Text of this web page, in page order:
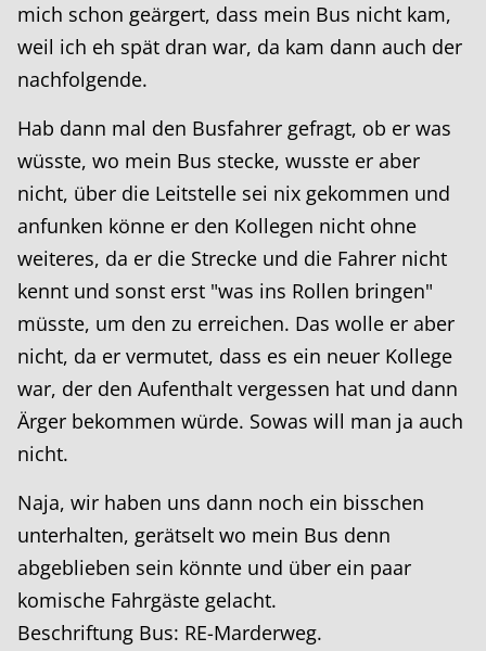
mich schon geärgert, dass mein Bus nicht kam,
weil ich eh spät dran war, da kam dann auch der
nachfolgende.
Hab dann mal den Busfahrer gefragt, ob er was
wüsste, wo mein Bus stecke, wusste er aber
nicht, über die Leitstelle sei nix gekommen und
anfunken könne er den Kollegen nicht ohne
weiteres, da er die Strecke und die Fahrer nicht
kennt und sonst erst "was ins Rollen bringen"
müsste, um den zu erreichen. Das wolle er aber
nicht, da er vermutet, dass es ein neuer Kollege
war, der den Aufenthalt vergessen hat und dann
Ärger bekommen würde. Sowas will man ja auch
nicht.
Naja, wir haben uns dann noch ein bisschen
unterhalten, gerätselt wo mein Bus denn
abgeblieben sein könnte und über ein paar
komische Fahrgäste gelacht.
Beschriftung Bus: RE-Marderweg.